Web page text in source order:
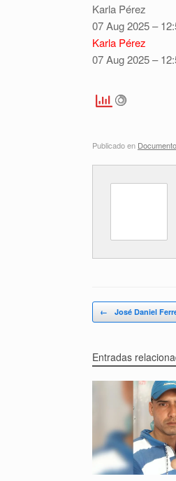
Karla Pérez
07 Aug 2025 –
Karla Pérez
07 Aug 2025 –
Publicado en
Navegador de
← José Daniel
Entradas